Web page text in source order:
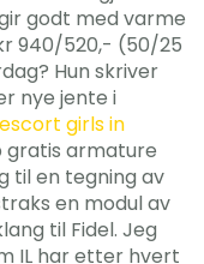
godt med varme
940/520,- (50/25
Hun skriver
nye jente i
girls in
gratis armature
til en tegning av
en modul av
til Fidel. Jeg
IL har etter hvert